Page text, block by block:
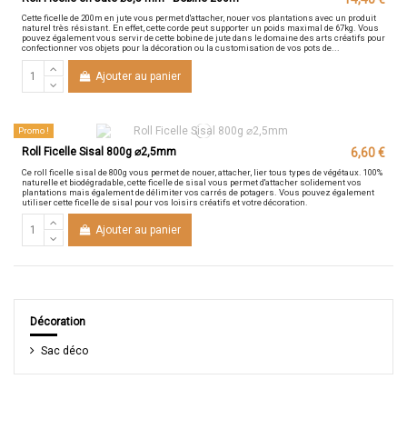
Cette ficelle de 200m en jute vous permet d'attacher, nouer vos plantations avec un produit
naturel très résistant. En effet, cette corde peut supporter un poids maximal de 67kg. Vous
pouvez également vous servir de cette bobine de jute dans le domaine des arts créatifs pour
confectionner vos objets pour la décoration ou la customisation de vos pots de...
Ajouter au panier
Promo !
Roll Ficelle Sisal 800g ⌀2,5mm 6,60 €
Ce roll ficelle sisal de 800g vous permet de nouer, attacher, lier tous types de végétaux. 100%
naturelle et biodégradable, cette ficelle de sisal vous permet d'attacher solidement vos
plantations mais également de délimiter vos carrés de potagers. Vous pouvez également
utiliser cette ficelle de sisal pour vos loisirs créatifs et votre décoration.
Ajouter au panier
Décoration
Sac déco